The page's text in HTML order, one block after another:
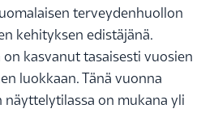
terveydenhuollon
kehityksen edistäjänä.
kasvanut tasaisesti vuosien
luokkaan. Tänä vuonna
näyttelytilassa on mukana yli